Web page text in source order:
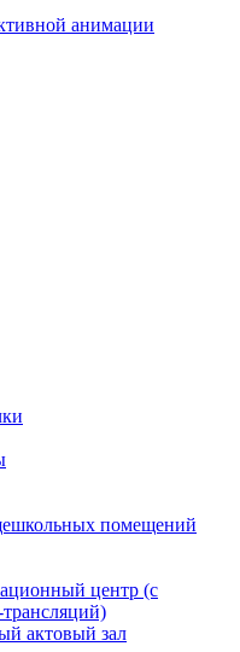
анимации
помещений
центр (с
актовый зал